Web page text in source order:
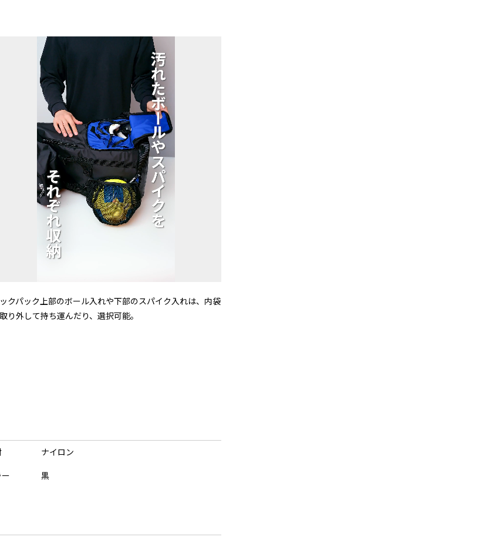
クパック上部のボール入れや下部のスパイク入れは、内袋
り外して持ち運んだり、選択可能。
ナイロン
黒
力してください。
さい。
がれ落ちる場合もあります。あらかじめご了承ください。
ザインは、第三者の肖像権・著作権・商標権・意匠権、その他の法的権利を何ら侵害しないものとみなし、権利者との争
、お客様が購入商品を転売された場合、今後当社がお客様に商品を販売できなくなる場合がございます。